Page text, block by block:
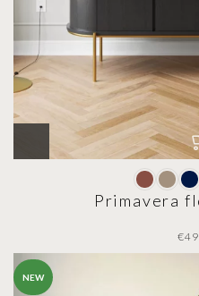
Primavera
€
NEW